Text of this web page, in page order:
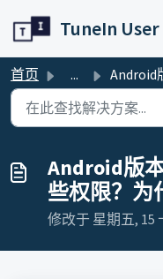
TuneIn
首页 ... Android版本TuneIn 应用
Android版
些权限？为
修改于 星期五, 15